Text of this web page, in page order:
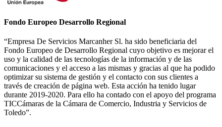
Fondo Europeo Desarrollo Regional
“Empresa De Servicios Marcanher Sl. ha sido beneficiaria del
Fondo Europeo de Desarrollo Regional cuyo objetivo es mejorar el
uso y la calidad de las tecnologías de la información y de las
comunicaciones y el acceso a las mismas y gracias al que ha podido
optimizar su sistema de gestión y el contacto con sus clientes a
través de creación de página web. Esta acción ha tenido lugar
durante 2019-2020. Para ello ha contado con el apoyo del programa
TICCámaras de la Cámara de Comercio, Industria y Servicios de
Toledo”.